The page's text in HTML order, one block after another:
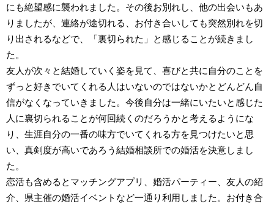
にも絶望感に襲われました。その後お別れし、他の出会いもあ
りましたが、連絡が途切れる、お付き合いしても突然別れを切
り出されるなどで、「裏切られた」と感じることが続きまし
た。
友人が次々と結婚していく姿を見て、喜びと共に自分のことを
ずっと好きでいてくれる人はいないのではないかとどんどん自
信がなくなっていきました。今後自分は一緒にいたいと感じた
人に裏切られることが何回続くのだろうかと考えるようにな
り、生涯自分の一番の味方でいてくれる方を見つけたいと思
い、真剣度が高いであろう結婚相談所での婚活を決意しまし
た。
恋活も含めるとマッチングアプリ、婚活パーティー、友人の紹
介、県主催の婚活イベントなど一通り利用しました。お付き合